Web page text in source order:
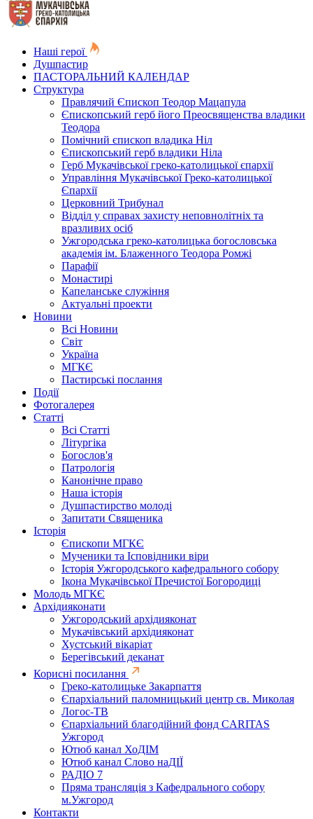
Наші герої
Душпастир
ПАСТОРАЛЬНИЙ КАЛЕНДАР
Структура
Правлячий Єпископ Теодор Мацапула
Єпископський герб його Преосвященства владики
Теодора
Помічний єпископ владика Ніл
Єпископський герб владики Ніла
Герб Мукачівської греко-католицької єпархії
Управління Мукачівської Греко-католицької
Єпархії
Церковний Трибунал
Відділ у справах захисту неповнолітніх та
вразливих осіб
Ужгородська греко-католицька богословська
академія ім. Блаженного Теодора Ромжі
Парафії
Монастирі
Капеланське служіння
Актуальні проекти
Новини
Всі Новини
Світ
Україна
МГКЄ
Пастирські послання
Події
Фотогалерея
Статті
Всі Статті
Літургіка
Богослов'я
Патрологія
Канонічне право
Наша історія
Душпастирство молоді
Запитати Священика
Історія
Єпископи МГКЄ
Мученики та Ісповідники віри
Історія Ужгородського кафедрального собору
Ікона Мукачівської Пречистої Богородиці
Молодь МГКЄ
Архідияконати
Ужгородський архідияконат
Мукачівський архідияконат
Хустський вікаріат
Берегівський деканат
Корисні посилання
Греко-католицьке Закарпаття
Єпархіальний паломницький центр св. Миколая
Логос-ТВ
Єпархіальний благодійний фонд CARITAS
Ужгород
Ютюб канал ХоДІМ
Ютюб канал Слово наДІЇ
РАДІО 7
Пряма трансляція з Кафедрального собору
м.Ужгород
Контакти